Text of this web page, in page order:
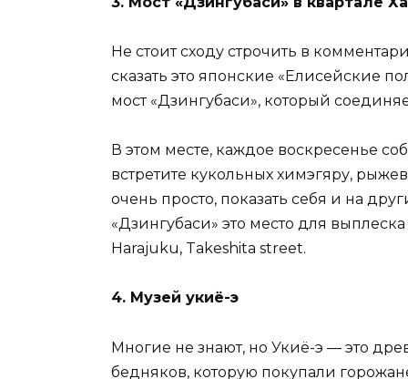
Не стоит сходу строчить в
сказать это японские «Елисейские
мост «Дзингубаси», который
В этом месте, каждое воскресенье
встретите кукольных химэгяру,
очень просто, показать себя и на
«Дзингубаси» это место для
Harajuku, Takeshita street.
4. Музей укиё-э
Многие не знают, но Укиё-э — это
бедняков, которую покупали